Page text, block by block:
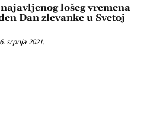
lošeg vremena
Dan zlevanke u Svetoj
srpnja 2021.